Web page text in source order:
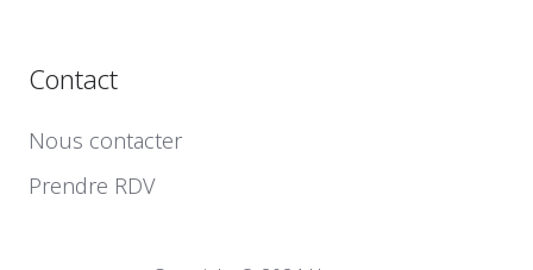
Contact
Nous contacter
Prendre RDV